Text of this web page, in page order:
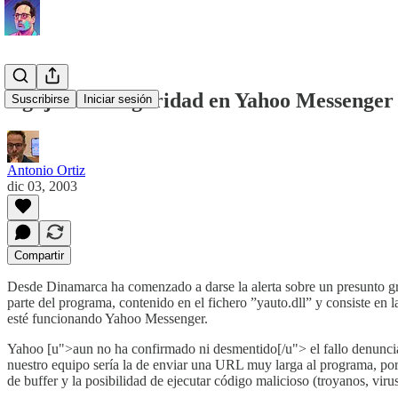
Suscribirse Iniciar sesión
Agujero de seguridad en Yahoo Messenger
Antonio Ortiz
dic 03, 2003
Compartir
Desde Dinamarca ha comenzado a darse la alerta sobre un
parte del programa, contenido en el fichero ”yauto.dll” y consiste
esté funcionando Yahoo Messenger.
Yahoo [u">aun no ha confirmado ni desmentido[/u"> el fallo
nuestro equipo sería la de enviar una URL muy larga al programa,
de buffer y la posibilidad de ejecutar código malicioso (troyanos,